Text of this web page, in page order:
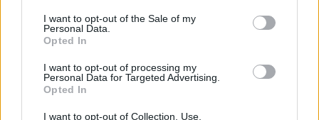
consent section.
I want to opt-out of the Sale of my
Personal Data.
Opted In
I want to opt-out of processing my
Personal Data for Targeted Advertising.
Opted In
I want to opt-out of Collection, Use,
Un altro errore è cambiare programma ogni seduta.
La forza ama la
repertori sempre diversi. Evitare confronti con chi
usa carichi molto superiori; la progressione è